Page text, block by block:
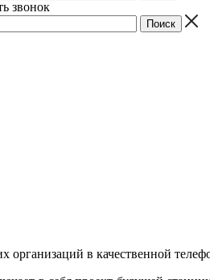
звонок
в качественной